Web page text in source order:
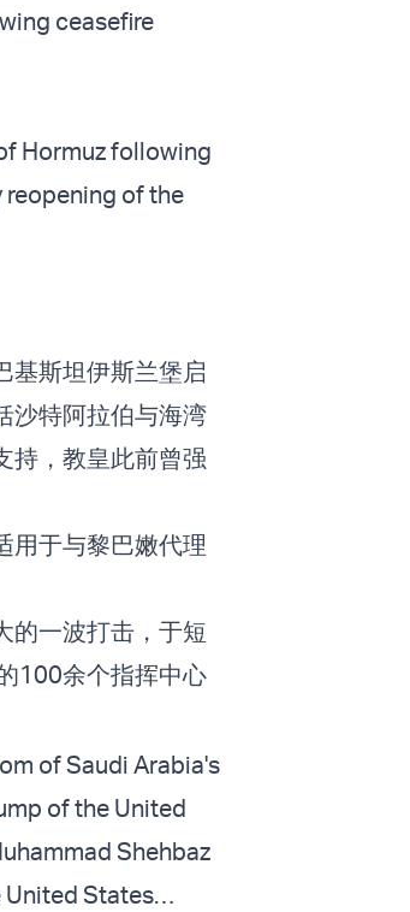
ceasefire
Hormuz following
reopening of the
基斯坦伊斯兰堡启
沙特阿拉伯与海湾
持，教皇此前曾强
用于与黎巴嫩代理
的一波打击，于短
100余个指挥中心
of Saudi Arabia's
of the United
Shehbaz
United States…